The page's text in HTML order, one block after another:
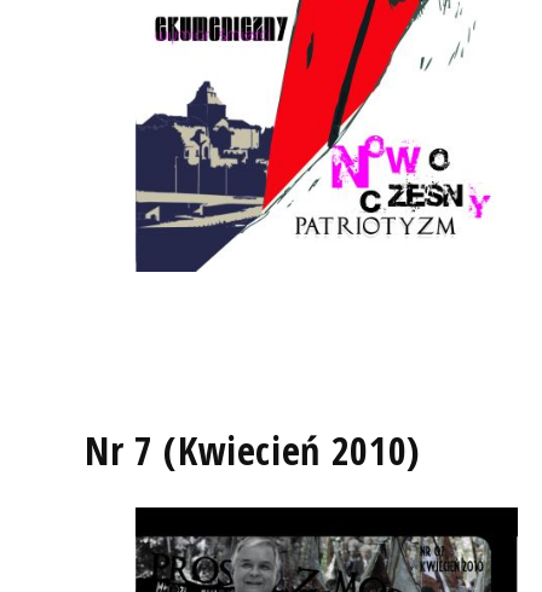
Nr 7 (Kwiecień 2010)